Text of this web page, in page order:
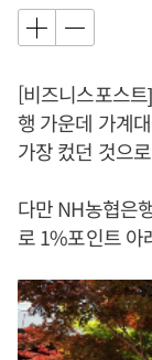
[비즈니스포스
행 가운데 가계
가장 컸던 것으
다만 NH농협은
로 1%포인트 아